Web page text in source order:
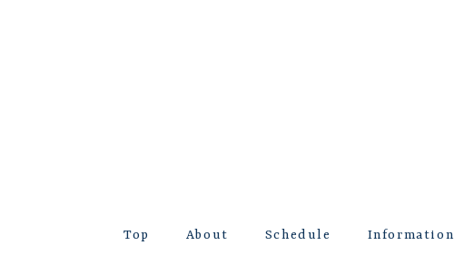
Top About Schedule Information